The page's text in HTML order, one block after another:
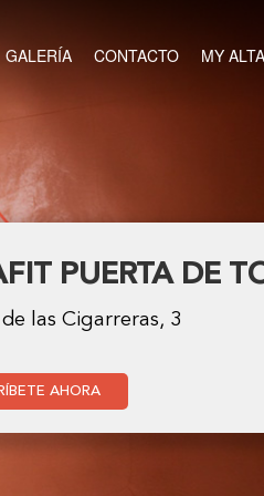
GALERÍA CONTACTO MY
PUERTA DE
las Cigarreras, 3
AHORA